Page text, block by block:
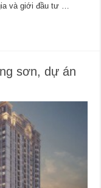
và giới đầu tư …
sơn, dự án